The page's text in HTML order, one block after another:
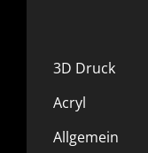
3D Druck
Acryl
Allgemein